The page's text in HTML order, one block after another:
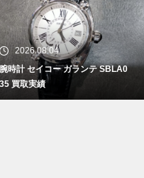
2026.08.04
腕時計 セイコー ガランテ SBLA0
35 買取実績